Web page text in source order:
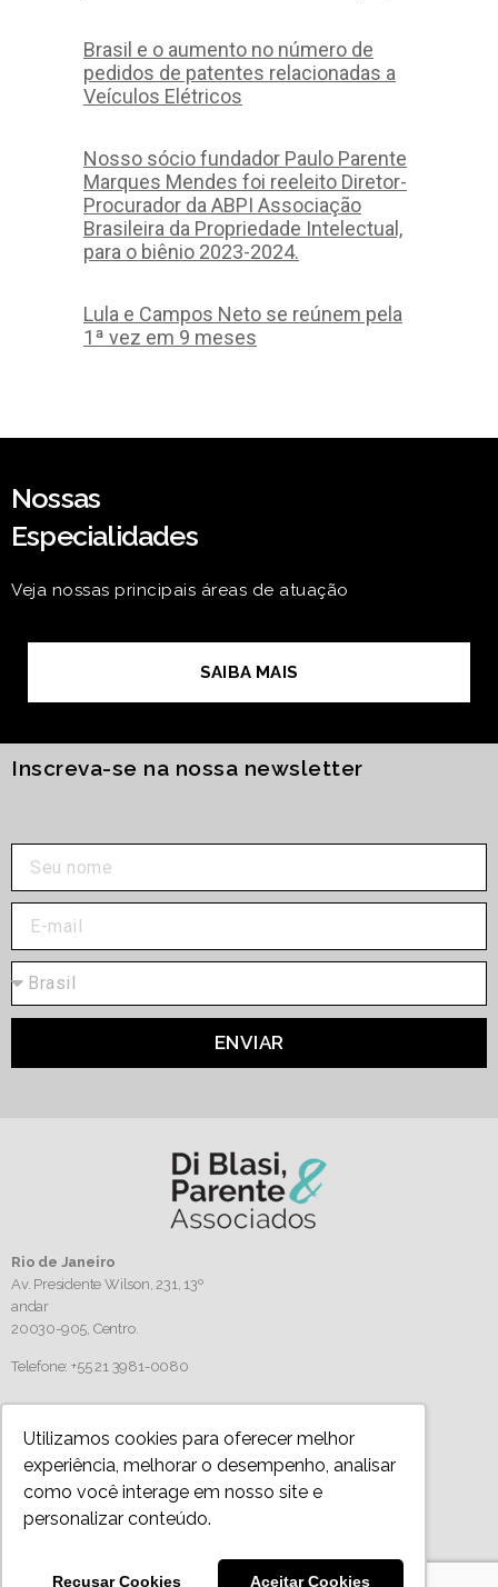
Utilizamos cookies para oferecer melhor
experiência, melhorar o desempenho, analisar
como você interage em nosso site e
personalizar conteúdo.
Recusar Cookies Aceitar Cookies
Brasil e o aumento no número de
pedidos de patentes relacionadas a
Veículos Elétricos
Nosso sócio fundador Paulo Parente
Marques Mendes foi reeleito Diretor-
Procurador da ABPI Associação
Brasileira da Propriedade Intelectual,
para o biênio 2023-2024.
Lula e Campos Neto se reúnem pela
1ª vez em 9 meses
Nossas
Especialidades
Veja nossas principais áreas de atuação
SAIBA MAIS
Inscreva-se na nossa newsletter
ENVIAR
Rio de Janeiro
Av. Presidente Wilson, 231, 13º
andar
20030-905, Centro.
Telefone: +55 21 3981-0080
Siga-nos
Política de Privacidade
Todos os artigos, imagens e textos são protegidos por direitos autorais. Uso autorizado